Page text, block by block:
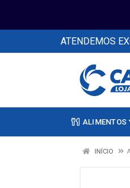
ATENDEMOS
ALIMENTOS
INÍCIO